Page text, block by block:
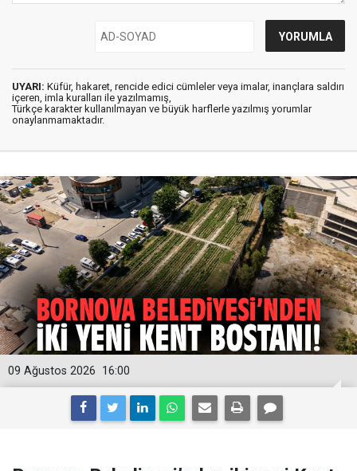
UYARI: Küfür, hakaret, rencide edici cümleler veya imalar, inançlara saldırı
içeren, imla kuralları ile yazılmamış,
Türkçe karakter kullanılmayan ve büyük harflerle yazılmış yorumlar
onaylanmamaktadır.
16:00
09 Ağustos 2026